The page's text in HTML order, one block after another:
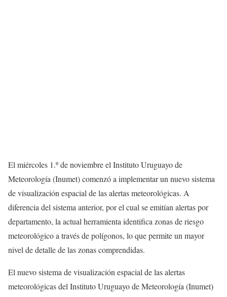
El miércoles 1.º de noviembre el Instituto Uruguayo de
Meteorología (Inumet) comenzó a implementar un nuevo sistema
de visualización espacial de las alertas meteorológicas. A
diferencia del sistema anterior, por el cual se emitían alertas por
departamento, la actual herramienta identifica zonas de riesgo
meteorológico a través de polígonos, lo que permite un mayor
nivel de detalle de las zonas comprendidas.
El nuevo sistema de visualización espacial de las alertas
meteorológicas del Instituto Uruguayo de Meteorología (Inumet)